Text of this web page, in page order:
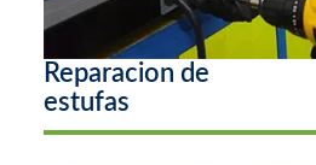
Reparacion de
estufas